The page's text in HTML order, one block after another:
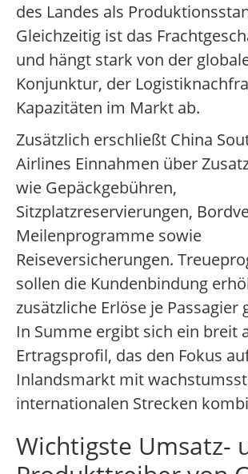
des Landes als
Gleichzeitig ist das
und hängt stark von der
Konjunktur, der
Kapazitäten im Markt ab.
Zusätzlich erschließt China
Airlines Einnahmen über
wie Gepäckgebühren,
Sitzplatzreservierungen,
Meilenprogramme sowie
Reiseversicherungen.
sollen die Kundenbindung
zusätzliche Erlöse je Passagier
In Summe ergibt sich ein breit
Ertragsprofil, das den Fokus
Inlandsmarkt mit
internationalen Strecken
Wichtigste Umsatz-